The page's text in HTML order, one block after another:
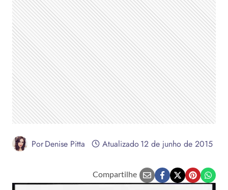
PorDenise Pitta Atualizado12 de junho de 2015
Compartilhe